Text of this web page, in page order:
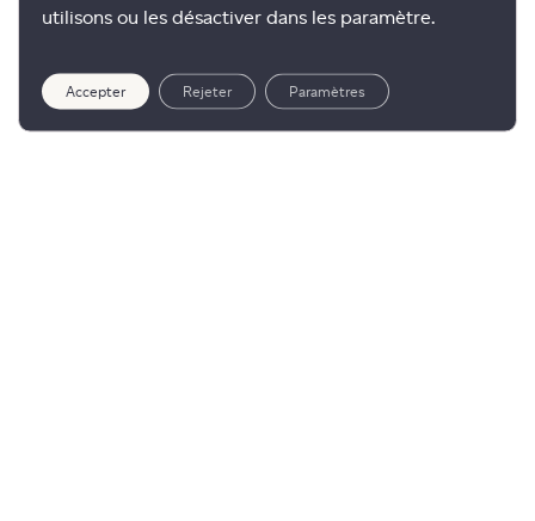
utilisons ou les désactiver dans les paramètre.
Accepter Rejeter Paramètres